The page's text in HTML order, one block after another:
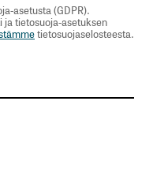
asetusta (GDPR).
tietosuoja-asetuksen
tietosuojaselosteesta.